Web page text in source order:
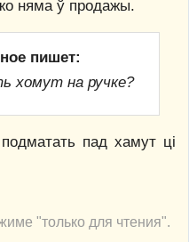
няма ў продажы.
пишет:
хомут на ручке?
пад хамут ці
"только для чтения".